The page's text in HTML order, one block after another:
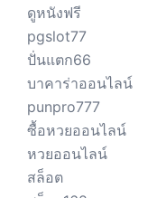
ดูหนังฟรี
pgslot77
ปั่นแตก66
บาคาร่าออนไลน์
punpro777
ซื้อหวยออนไลน์
หวยออนไลน์
สล็อต